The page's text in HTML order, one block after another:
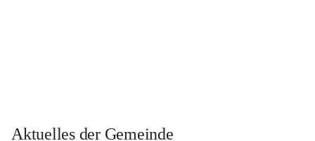
Aktuelles der Gemeinde